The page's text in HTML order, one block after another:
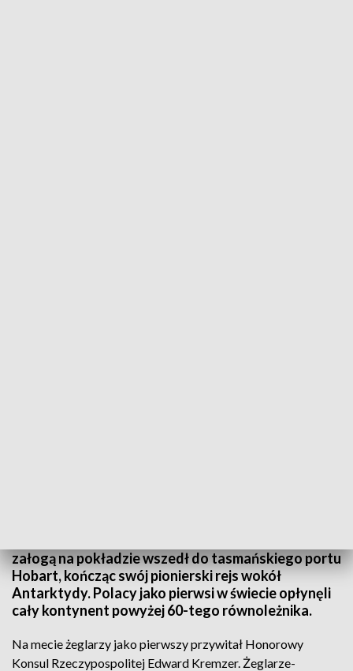
załogą na pokładzie wszedł do tasmańskiego portu
Hobart, kończąc swój pionierski rejs wokół
Antarktydy. Polacy jako pierwsi w świecie opłynęli
cały kontynent powyżej 60-tego równoleżnika.
Na mecie żeglarzy jako pierwszy przywitał Honorowy
Konsul Rzeczypospolitej Edward Kremzer. Żeglarze-